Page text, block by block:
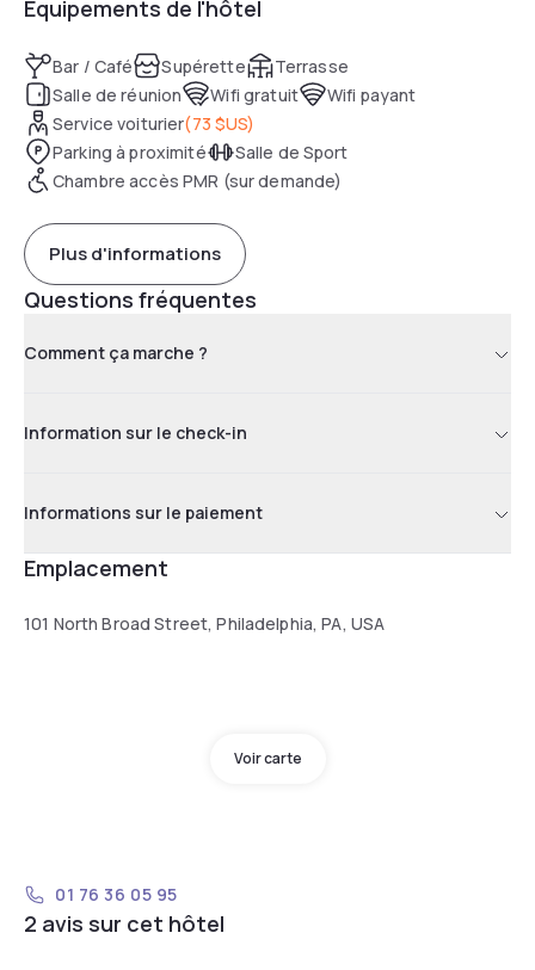
Équipements de l'hôtel
Bar / Café Supérette
Terrasse
Salle de réunion
Wifi gratuit
Wifi payant
Service voiturier(73 $US)
Parking à proximité
Salle de Sport
Chambre accès PMR (sur demande)
Plus d'informations
Questions fréquentes
Comment ça marche ?
Information sur le check-in
Informations sur le paiement
Emplacement
101 North Broad Street, Philadelphia, PA, USA
Voir carte
01 76 36 05 95
2 avis sur cet hôtel